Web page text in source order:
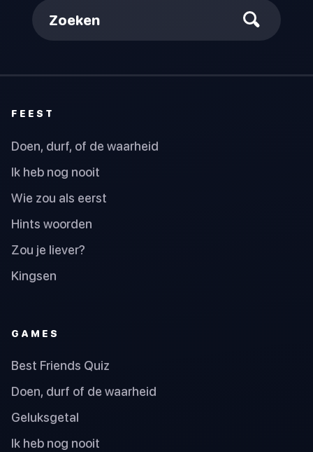
Zoeken
FEEST
Doen, durf, of de waarheid
Ik heb nog nooit
Wie zou als eerst
Hints woorden
Zou je liever?
Kingsen
GAMES
Best Friends Quiz
Doen, durf of de waarheid
Geluksgetal
Ik heb nog nooit